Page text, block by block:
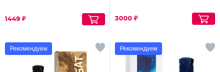
1449 ₽ 3000 ₽
Рекомендуем Рекомендуем